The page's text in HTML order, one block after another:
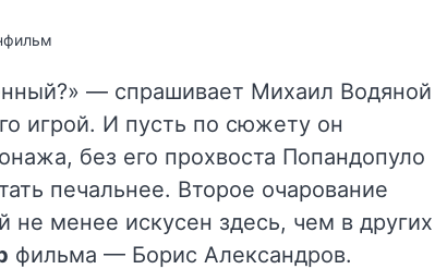
— спрашивает Михаил Водяной
игрой. И пусть по сюжету он
без его прохвоста Попандопуло
печальнее. Второе очарование
менее искусен здесь, чем в других
фильма — Борис Александров.